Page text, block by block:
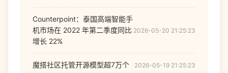
Counterpoint：泰国高端智能手
机市场在 2022 年第二季度同比
增长 22%
2026-05-20 21:25:23
魔搭社区托管开源模型超7万个 2026-05-19 21:25:23